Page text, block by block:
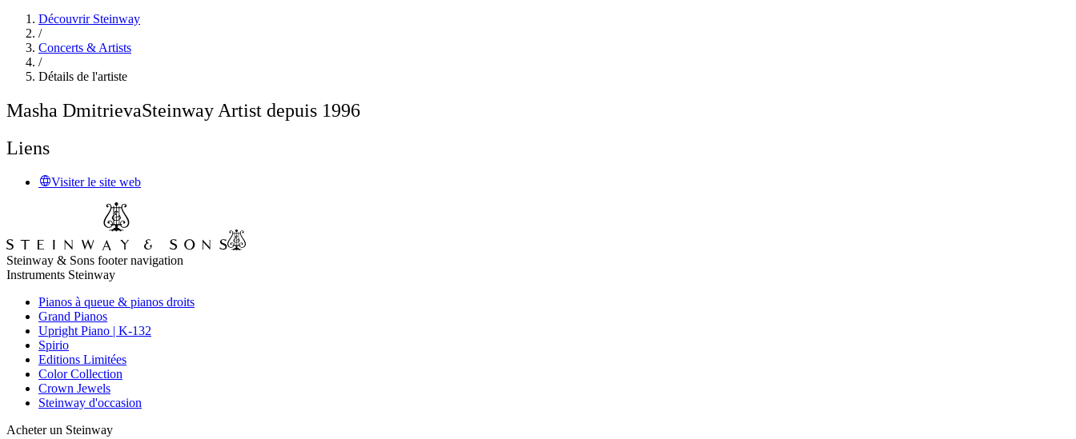
Découvrir Steinway
/
Concerts & Artists
/
Détails de l'artiste
Masha DmitrievaSteinway Artist depuis 1996
Liens
Visiter le site web
Steinway & Sons footer navigation
Instruments Steinway
Pianos à queue & pianos droits
Grand Pianos
Upright Piano | K-132
Spirio
Editions Limitées
Color Collection
Crown Jewels
Steinway d'occasion
Acheter un Steinway